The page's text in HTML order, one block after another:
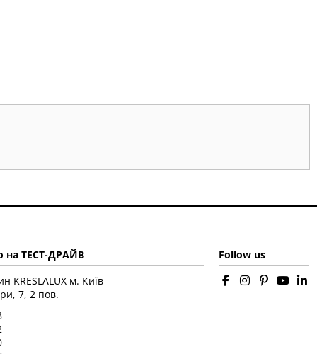
на ТЕСТ-ДРАЙВ
KRESLALUX м. Київ
7, 2 пов.
Follow us